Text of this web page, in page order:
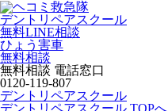
デントリペアスクール
無料LINE相談
ひょう害車
無料相談
無料相談 電話窓口
0120-119-807
デントリペアスクール